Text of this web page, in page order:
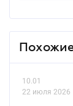
10.01
22 июля 2026